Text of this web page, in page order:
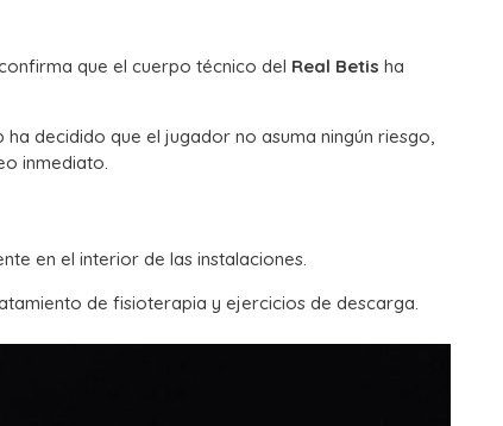
que el cuerpo técnico del Real Betis ha
ha decidido que el jugador no asuma ningún riesgo,
inmediato.
en el interior de las instalaciones.
de fisioterapia y ejercicios de descarga.